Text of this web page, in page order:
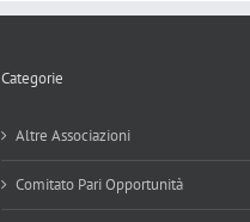
Categorie
Altre Associazioni
Comitato Pari Opportunità